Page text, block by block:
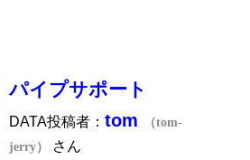
パイプサポート
DATA投稿者：tom
（tom-
jerry）
さん